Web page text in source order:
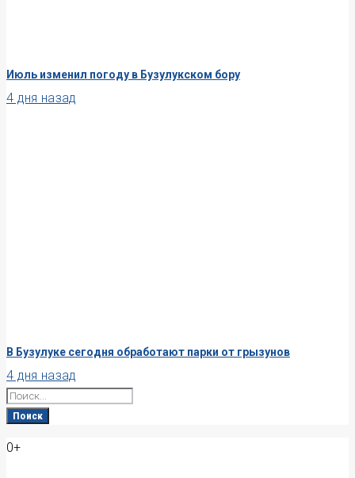
Июль изменил погоду в Бузулукском бору
4 дня назад
В Бузулуке сегодня обработают парки от грызунов
4 дня назад
Search
for:
Поиск
0+